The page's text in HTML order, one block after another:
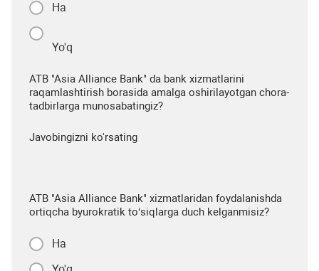
Ha
Yo'q
ATB "Asia Alliance Bank" da bank xizmatlarini
raqamlashtirish borasida amalga oshirilayotgan chora-
tadbirlarga munosabatingiz?
Javobingizni ko'rsating
ATB "Asia Alliance Bank" xizmatlaridan foydalanishda
ortiqcha byurokratik to‘siqlarga duch kelganmisiz?
Ha